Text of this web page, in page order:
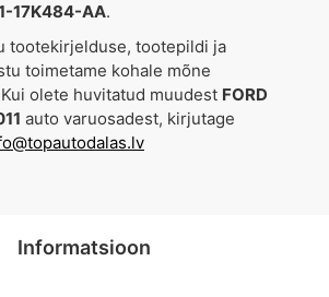
17K484-AA.
tootekirjelduse, tootepildi ja
toimetame kohale mõne
olete huvitatud muudest FORD
auto varuosadest, kirjutage
Informatsioon